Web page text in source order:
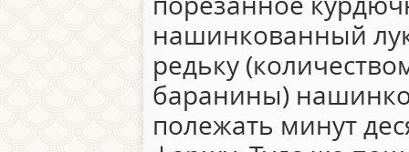
нашинкованный
редьку
баранины)
полежать минут